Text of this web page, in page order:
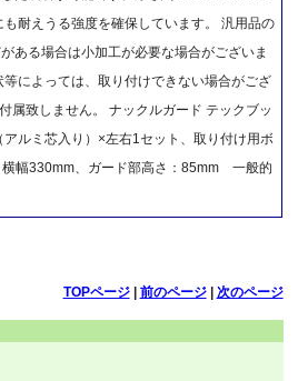
耐えうる強度を確保しています。 汎用品の
ある場合は小加工が必要な場合がございま
によっては、取り付けできない場合がござ
属致しません。 ナックルガード テックブッ
ルミ芯入り）×左右1セット、取り付け用ボ
横幅330mm、ガード部高さ：85mm 一般的
TOPページ| 前のページ| 次のページ